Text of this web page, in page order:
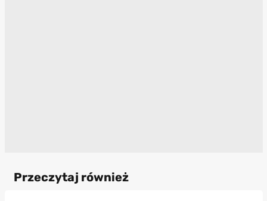
Przeczytaj również